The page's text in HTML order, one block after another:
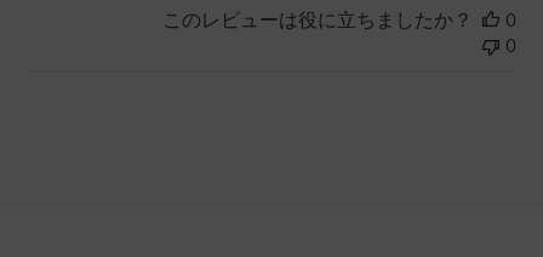
このレビューは役に立ちましたか？
0
0